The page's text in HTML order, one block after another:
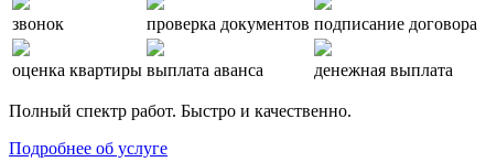
звонок проверка документов подписание договора
оценка квартиры выплата аванса денежная выплата
Полный спектр работ. Быстро и качественно.
Подробнее об услуге